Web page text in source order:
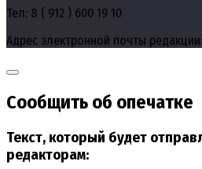
Тел: 8 ( 912 ) 600 19 10
Адрес электронной почты редакции:
Сообщить об опечатке
Текст, который будет
редакторам: